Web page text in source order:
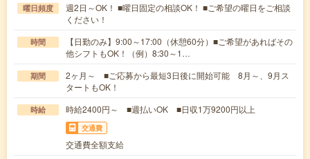
曜日頻度
週2日～OK！ ■曜日固定の相談OK！ ■ご希望の曜日をご相談
ください！
時間
【日勤のみ】9:00～17:00（休憩60分）■ご希望があればその
他シフトもOK！（例）8:30～1…
期間
2ヶ月～ ■ご応募から最短3日後に開始可能 8月～、9月ス
タートもOK！
時給 時給2400円～ ■週払いOK ■日収1万9200円以上
交通費
交通費全額支給